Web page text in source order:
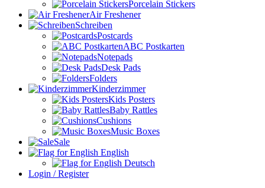
Porcelain Stickers
Air Freshener
Schreiben
Postcards
ABC Postkarten
Notepads
Desk Pads
Folders
Kinderzimmer
Kids Posters
Baby Rattles
Cushions
Music Boxes
Sale
English
Deutsch
Login / Register